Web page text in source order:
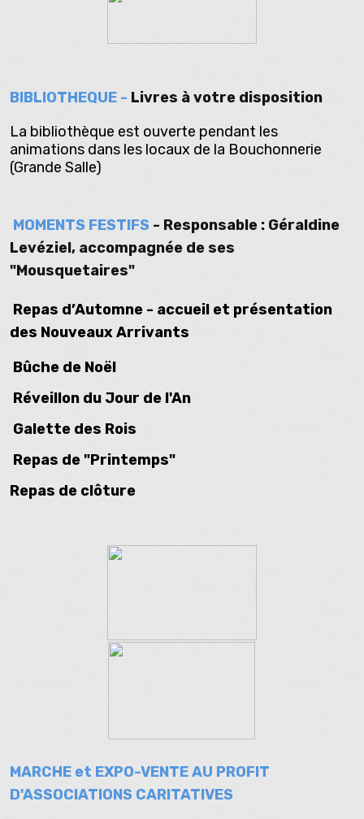
BIBLIOTHEQUE - Livres à votre disposition
La bibliothèque est ouverte pendant les
animations dans les locaux de la Bouchonnerie
(Grande Salle)
MOMENTS FESTIFS - Responsable : Géraldine
Levéziel, accompagnée de ses
"Mousquetaires"
Repas d’Automne - accueil et présentation
des Nouveaux Arrivants
Bûche de Noël
Réveillon du Jour de l'An
Galette des Rois
Repas de "Printemps"
Repas de clôture
MARCHE et EXPO-VENTE AU PROFIT
D'ASSOCIATIONS CARITATIVES